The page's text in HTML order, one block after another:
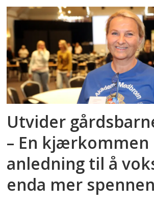
Utvider
– En kjærkommen
anledning til å
enda mer